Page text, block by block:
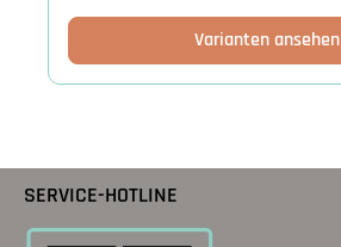
Varianten ansehen
SERVICE-HOTLINE